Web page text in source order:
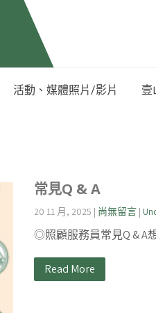
活動、媒體照片/影片 壹
常見Q & A
20 11 月, 2025 | 尚無留言|
◎照顧服務員常見Q & A
Read More